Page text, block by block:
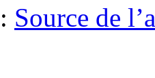
Source de